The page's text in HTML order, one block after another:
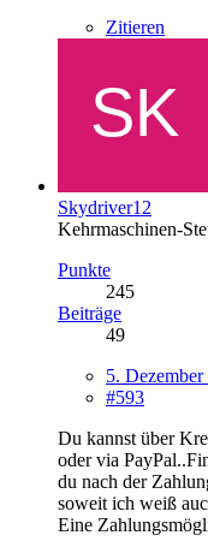
Zitieren
Skydriver12
Kehrmaschinen-
Punkte
245
Beiträge
49
5. Dezember
#593
Du kannst über
oder via
du nach der
soweit ich weiß
Eine